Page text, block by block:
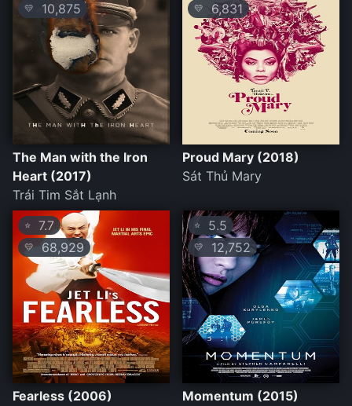
💛 10,875
The Man with the Iron
Heart (2017)
Trái Tim Sắt Lạnh
💛 6,831
Proud Mary (2018)
Sát Thủ Mary
⭐ 7.7
💛68,929
Fearless (2006)
⭐ 5.5
💛 12,752
Momentum (2015)